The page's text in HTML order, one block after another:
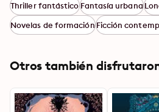
Thriller fantásticoFantasía urbana
Novelas de formaciónFicción
Otros también